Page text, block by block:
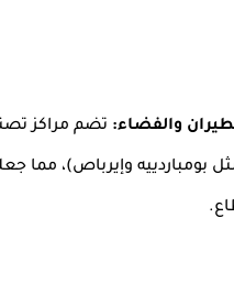
والفضاء: تضم مراكز
بومباردييه وإيرباص)، مما